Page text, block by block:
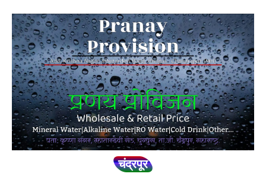
चंद्रपूर